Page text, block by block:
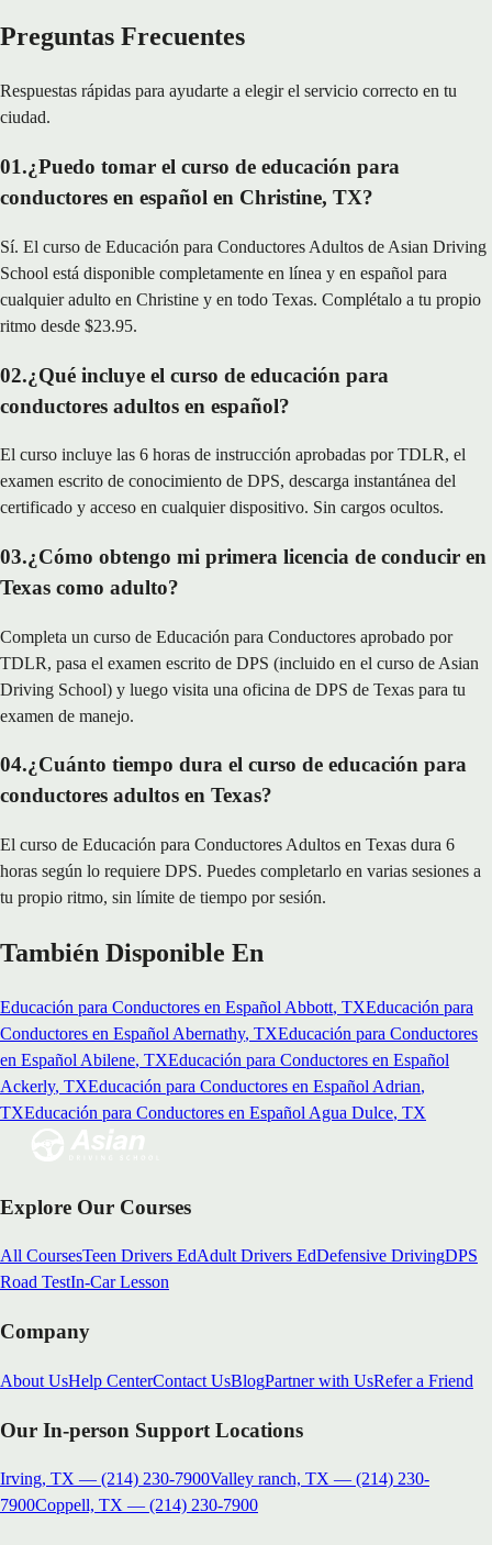
Preguntas Frecuentes
Respuestas rápidas para ayudarte a elegir el servicio correcto en tu
ciudad.
01.¿Puedo tomar el curso de educación para
conductores en español en Christine, TX?
Sí. El curso de Educación para Conductores Adultos de Asian Driving
School está disponible completamente en línea y en español para
cualquier adulto en Christine y en todo Texas. Complétalo a tu propio
ritmo desde $23.95.
02.¿Qué incluye el curso de educación para
conductores adultos en español?
El curso incluye las 6 horas de instrucción aprobadas por TDLR, el
examen escrito de conocimiento de DPS, descarga instantánea del
certificado y acceso en cualquier dispositivo. Sin cargos ocultos.
03.¿Cómo obtengo mi primera licencia de conducir en
Texas como adulto?
Completa un curso de Educación para Conductores aprobado por
TDLR, pasa el examen escrito de DPS (incluido en el curso de Asian
Driving School) y luego visita una oficina de DPS de Texas para tu
examen de manejo.
04.¿Cuánto tiempo dura el curso de educación para
conductores adultos en Texas?
El curso de Educación para Conductores Adultos en Texas dura 6
horas según lo requiere DPS. Puedes completarlo en varias sesiones a
tu propio ritmo, sin límite de tiempo por sesión.
También Disponible En
Educación para Conductores en Español Abbott, TXEducación para
Conductores en Español Abernathy, TXEducación para Conductores
en Español Abilene, TXEducación para Conductores en Español
Ackerly, TXEducación para Conductores en Español Adrian,
TXEducación para Conductores en Español Agua Dulce, TX
Explore Our Courses
All CoursesTeen Drivers EdAdult Drivers EdDefensive DrivingDPS
Road TestIn-Car Lesson
Company
About UsHelp CenterContact UsBlogPartner with UsRefer a Friend
Our In-person Support Locations
Irving, TX — (214) 230-7900Valley ranch, TX — (214) 230-
7900Coppell, TX — (214) 230-7900